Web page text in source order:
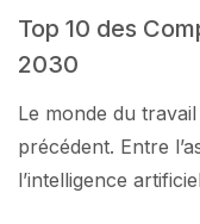
Top 10 des
2030
Le monde du
précédent. Entre
l’intelligence